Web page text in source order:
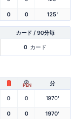
0 0 125'
カード / 90分毎
0 カード
PEN
分
0 0 1970'
0 0 1970'